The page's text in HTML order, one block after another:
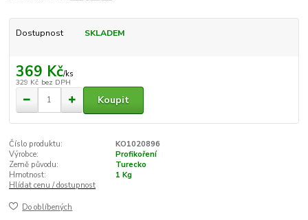
Dostupnost SKLADEM
369 Kč/ks
329 Kč bez DPH
Koupit
Číslo produktu:
KO1020896
Výrobce:
Profikoření
Země původu:
Turecko
Hmotnost:
1 Kg
Hlídat cenu / dostupnost
Do oblíbených